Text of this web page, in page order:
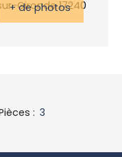
+ de photos
: 3